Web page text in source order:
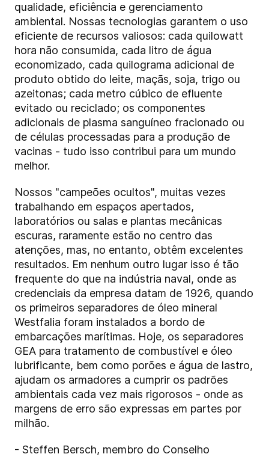
qualidade, eficiência e gerenciamento
ambiental. Nossas tecnologias garantem o uso
eficiente de recursos valiosos: cada quilowatt
hora não consumida, cada litro de água
economizado, cada quilograma adicional de
produto obtido do leite, maçãs, soja, trigo ou
azeitonas; cada metro cúbico de efluente
evitado ou reciclado; os componentes
adicionais de plasma sanguíneo fracionado ou
de células processadas para a produção de
vacinas - tudo isso contribui para um mundo
melhor.
Nossos "campeões ocultos", muitas vezes
trabalhando em espaços apertados,
laboratórios ou salas e plantas mecânicas
escuras, raramente estão no centro das
atenções, mas, no entanto, obtêm excelentes
resultados. Em nenhum outro lugar isso é tão
frequente do que na indústria naval, onde as
credenciais da empresa datam de 1926, quando
os primeiros separadores de óleo mineral
Westfalia foram instalados a bordo de
embarcações marítimas. Hoje, os separadores
GEA para tratamento de combustível e óleo
lubrificante, bem como porões e água de lastro,
ajudam os armadores a cumprir os padrões
ambientais cada vez mais rigorosos - onde as
margens de erro são expressas em partes por
milhão.
- Steffen Bersch, membro do Conselho